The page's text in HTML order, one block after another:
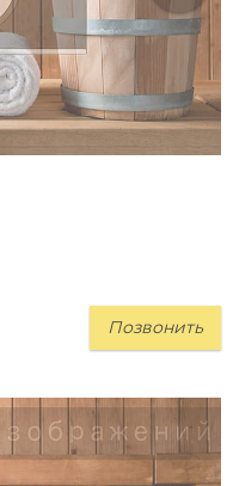
Позвонить